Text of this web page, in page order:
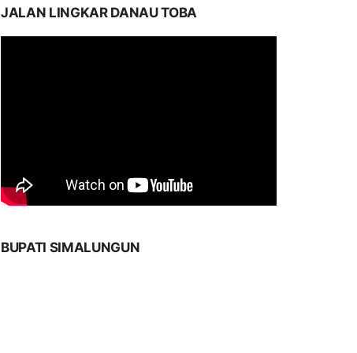
JALAN LINGKAR DANAU TOBA
BUPATI SIMALUNGUN